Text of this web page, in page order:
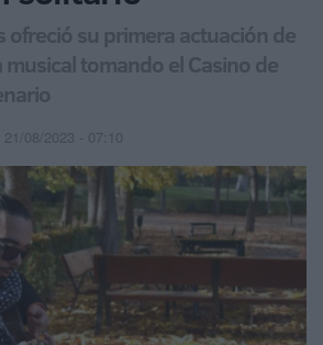
ofreció su primera actuación de
tomando el Casino de
21/08/2023 - 07:10